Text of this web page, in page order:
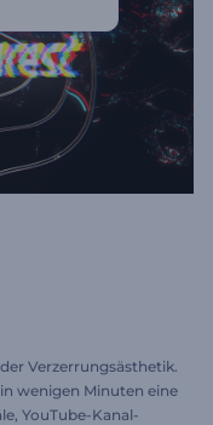
Verzerrungsästhetik.
wenigen Minuten eine
YouTube-Kanal-